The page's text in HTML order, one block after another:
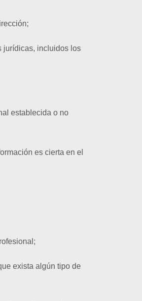
jurídicas, incluidos los
establecida o no
es cierta en el
exista algún tipo de